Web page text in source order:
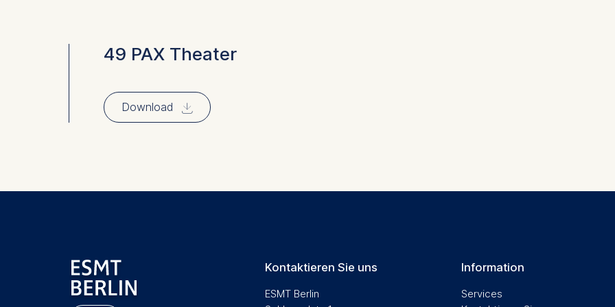
49 PAX Theater
Download ⇓
Kontaktieren Sie uns
ESMT Berlin
Information
Services